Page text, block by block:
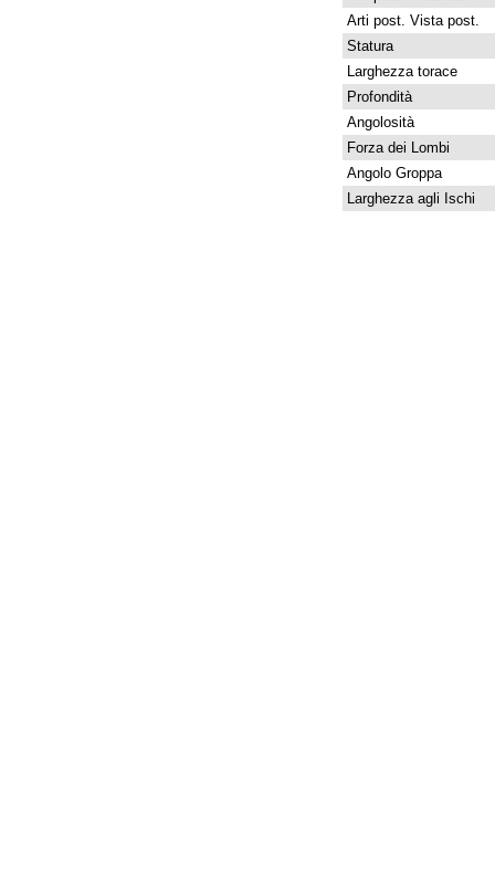
Arti post. Vista post.
Statura
Larghezza torace
Profondità
Angolosità
Forza dei Lombi
Angolo Groppa
Larghezza agli Ischi